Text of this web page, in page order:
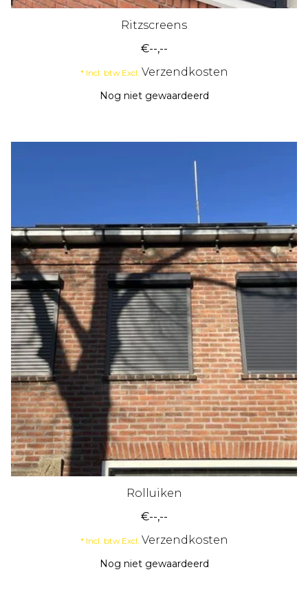
Ritzscreens
€--,--
* Incl. btw Excl. Verzendkosten
Nog niet gewaardeerd
Rolluiken
€--,--
* Incl. btw Excl. Verzendkosten
Nog niet gewaardeerd